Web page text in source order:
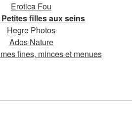
Erotica Fou
Petites filles aux seins
Hegre Photos
Ados Nature
fines, minces et menues